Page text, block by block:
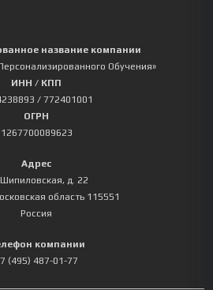
название компании
Обучения»
ИНН / КПП
/ 772401001
ОГРН
1267700089623
Адрес
д. 22
область 115551
Россия
компании
(495) 487-01-77